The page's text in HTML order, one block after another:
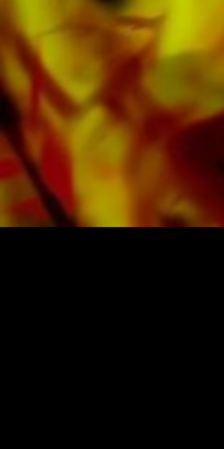
contrast en is prettig voor de ogen in moeilijke
lichtomstandigheden. Levering aan particuliere
klanten wereldwijd is gratis. Bestel nu uw
bladmuziek rechtstreeks bij Obrasso Verlag.